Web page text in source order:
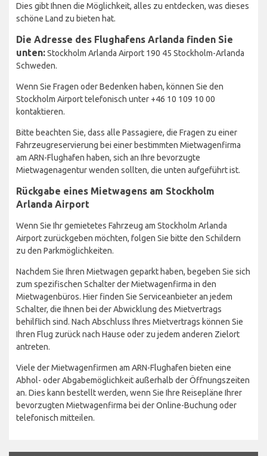
Dies gibt Ihnen die Möglichkeit, alles zu entdecken, was dieses
schöne Land zu bieten hat.
Die Adresse des Flughafens Arlanda finden Sie
unten:Stockholm Arlanda Airport 190 45 Stockholm-Arlanda
Schweden.
Wenn Sie Fragen oder Bedenken haben, können Sie den
Stockholm Airport telefonisch unter +46 10 109 10 00
kontaktieren.
Bitte beachten Sie, dass alle Passagiere, die Fragen zu einer
Fahrzeugreservierung bei einer bestimmten Mietwagenfirma
am ARN-Flughafen haben, sich an Ihre bevorzugte
Mietwagenagentur wenden sollten, die unten aufgeführt ist.
Rückgabe eines Mietwagens am Stockholm
Arlanda Airport
Wenn Sie Ihr gemietetes Fahrzeug am Stockholm Arlanda
Airport zurückgeben möchten, folgen Sie bitte den Schildern
zu den Parkmöglichkeiten.
Nachdem Sie Ihren Mietwagen geparkt haben, begeben Sie sich
zum spezifischen Schalter der Mietwagenfirma in den
Mietwagenbüros. Hier finden Sie Serviceanbieter an jedem
Schalter, die Ihnen bei der Abwicklung des Mietvertrags
behilflich sind. Nach Abschluss Ihres Mietvertrags können Sie
Ihren Flug zurück nach Hause oder zu jedem anderen Zielort
antreten.
Viele der Mietwagenfirmen am ARN-Flughafen bieten eine
Abhol- oder Abgabemöglichkeit außerhalb der Öffnungszeiten
an. Dies kann bestellt werden, wenn Sie Ihre Reisepläne Ihrer
bevorzugten Mietwagenfirma bei der Online-Buchung oder
telefonisch mitteilen.